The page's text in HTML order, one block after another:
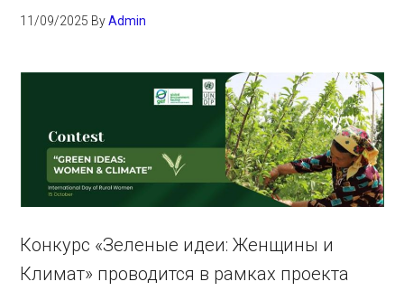
11/09/2025 ByAdmin
Конкурс «Зеленые идеи: Женщины и
Климат» проводится в рамках проекта